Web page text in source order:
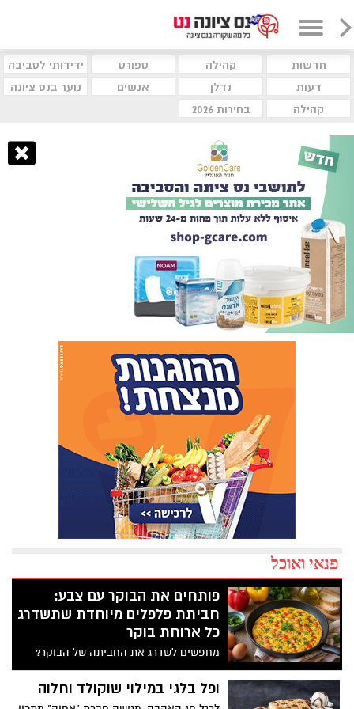
חדשות קהילה ספורט
ידידותי לסביבה
דעות
נדלן אנשים
נוער בנס ציונה
קהילה
בחירות 2026
פנאי ואוכל
פותחים את הבוקר עם צבע:
חביתת פלפלים מיוחדת שתשדרג
כל ארוחת בוקר
מחפשים לשדרג את החביתה של הבוקר?
המתכון הזה משלב פלפלים צבעוניים, עשבי
תיבול טריים ותיבול עדין, ויוצר חביתה
אוורירית, עשירה בטעמים וצבעונית במיוחד.
ופל בלגי במילוי שוקולד וחלוה